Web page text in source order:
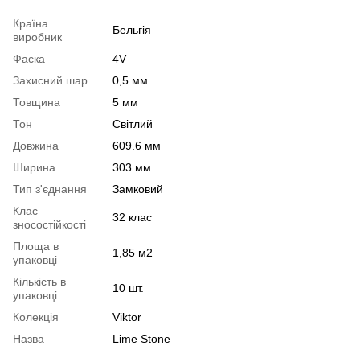
Країна
виробник
Бельгія
Фаска
4V
Захисний шар
0,5 мм
Товщина
5 мм
Тон
Світлий
Довжина
609.6 мм
Ширина
303 мм
Тип з'єднання
Замковий
Клас
зносостійкості
32 клас
Площа в
упаковці
1,85 м2
Кількість в
упаковці
10 шт.
Колекція
Viktor
Назва
Lime Stone